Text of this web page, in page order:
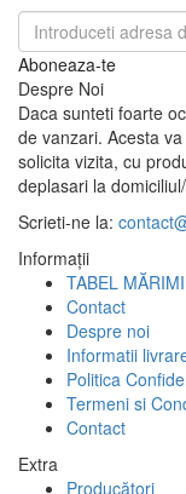
Aboneaza-te
Despre Noi
Daca sunteti foarte
de vanzari. Acesta
solicita vizita, cu
deplasari la
Scrieti-ne la:
Informaţii
TABEL MĂRIMI
Contact
Despre noi
Informatii
Politica
Termeni si
Contact
Extra
Producători